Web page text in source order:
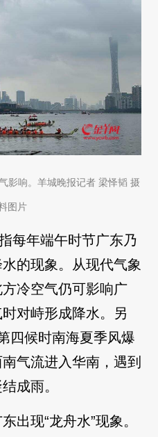
影响。羊城晚报记者 梁怿韬 摄
图片
每年端午时节广东乃
的现象。从现代气象
冷空气仍可影响广
对峙形成降水。另
四候时南海夏季风爆
气流进入华南，遇到
成雨。
出现“龙舟水”现象。